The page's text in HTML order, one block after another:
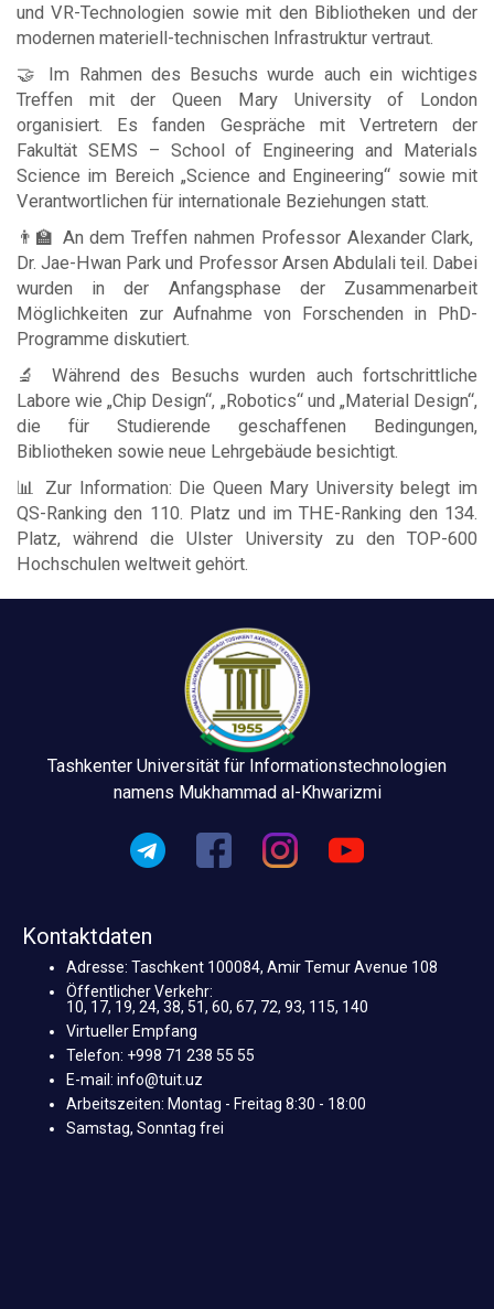
und VR-Technologien sowie mit den Bibliotheken und der
modernen materiell-technischen Infrastruktur vertraut.
🤝 Im Rahmen des Besuchs wurde auch ein wichtiges
Treffen mit der Queen Mary University of London
organisiert. Es fanden Gespräche mit Vertretern der
Fakultät SEMS – School of Engineering and Materials
Science im Bereich „Science and Engineering“ sowie mit
Verantwortlichen für internationale Beziehungen statt.
👨‍🏫 An dem Treffen nahmen Professor Alexander Clark,
Dr. Jae-Hwan Park und Professor Arsen Abdulali teil. Dabei
wurden in der Anfangsphase der Zusammenarbeit
Möglichkeiten zur Aufnahme von Forschenden in PhD-
Programme diskutiert.
🔬 Während des Besuchs wurden auch fortschrittliche
Labore wie „Chip Design“, „Robotics“ und „Material Design“,
die für Studierende geschaffenen Bedingungen,
Bibliotheken sowie neue Lehrgebäude besichtigt.
📊 Zur Information: Die Queen Mary University belegt im
QS-Ranking den 110. Platz und im THE-Ranking den 134.
Platz, während die Ulster University zu den TOP-600
Hochschulen weltweit gehört.
Tashkenter Universität für Informationstechnologien
namens Mukhammad al-Khwarizmi
Kontaktdaten
Adresse: Taschkent 100084, Amir Temur Avenue 108
Öffentlicher Verkehr:
10, 17, 19, 24, 38, 51, 60, 67, 72, 93, 115, 140
Virtueller Empfang
Telefon: +998 71 238 55 55
E-mail: info@tuit.uz
Arbeitszeiten: Montag - Freitag 8:30 - 18:00
Samstag, Sonntag frei